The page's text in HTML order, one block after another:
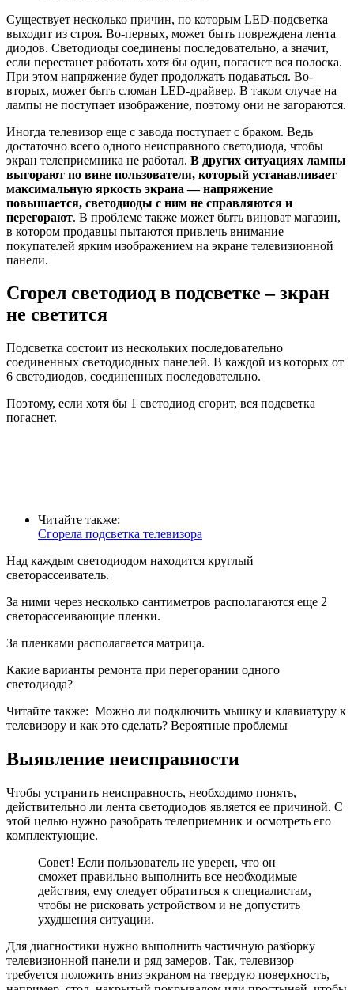
Существует несколько причин, по которым LED-подсветка
выходит из строя. Во-первых, может быть повреждена лента
диодов. Светодиоды соединены последовательно, а значит,
если перестанет работать хотя бы один, погаснет вся полоска.
При этом напряжение будет продолжать подаваться. Во-
вторых, может быть сломан LED-драйвер. В таком случае на
лампы не поступает изображение, поэтому они не загораются.
Иногда телевизор еще с завода поступает с браком. Ведь
достаточно всего одного неисправного светодиода, чтобы
экран телеприемника не работал. В других ситуациях лампы
выгорают по вине пользователя, который устанавливает
максимальную яркость экрана — напряжение
повышается, светодиоды с ним не справляются и
перегорают. В проблеме также может быть виноват магазин,
в котором продавцы пытаются привлечь внимание
покупателей ярким изображением на экране телевизионной
панели.
Сгорел светодиод в подсветке – зкран
не светится
Подсветка состоит из нескольких последовательно
соединенных светодиодных панелей. В каждой из которых от
6 светодиодов, соединенных последовательно.
Поэтому, если хотя бы 1 светодиод сгорит, вся подсветка
погаснет.
Читайте также:
Сгорела подсветка телевизора
Над каждым светодиодом находится круглый
светорассеиватель.
За ними через несколько сантиметров располагаются еще 2
светорассеивающие пленки.
За пленками располагается матрица.
Какие варианты ремонта при перегорании одного
светодиода?
Читайте также: Можно ли подключить мышку и клавиатуру к
телевизору и как это сделать? Вероятные проблемы
Выявление неисправности
Чтобы устранить неисправность, необходимо понять,
действительно ли лента светодиодов является ее причиной. С
этой целью нужно разобрать телеприемник и осмотреть его
комплектующие.
Совет! Если пользователь не уверен, что он
сможет правильно выполнить все необходимые
действия, ему следует обратиться к специалистам,
чтобы не рисковать устройством и не допустить
ухудшения ситуации.
Для диагностики нужно выполнить частичную разборку
телевизионной панели и ряд замеров. Так, телевизор
требуется положить вниз экраном на твердую поверхность,